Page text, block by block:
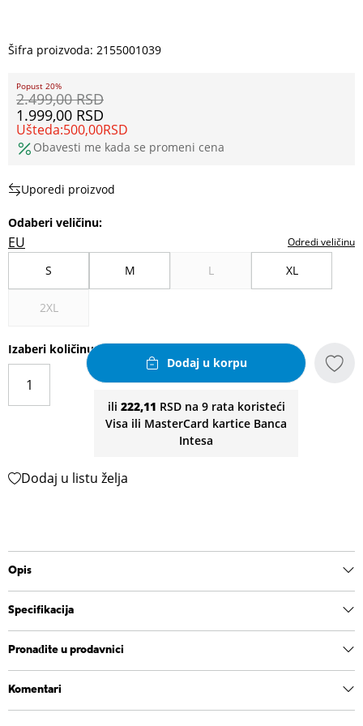
Šifra proizvoda: 2155001039
Popust 20%
2.499,00 RSD
1.999,00 RSD
Ušteda:500,00RSD
Obavesti me kada se promeni cena
Uporedi proizvod
Odaberi veličinu:
EU Odredi veličinu
S M L XL
2XL
Izaberi količinu
Dodaj u korpu
ili 222,11 RSD na 9 rata koristeći
Visa ili MasterCard kartice Banca
Intesa
Dodaj u listu želja
Opis
Specifikacija
Pronađite u prodavnici
Komentari